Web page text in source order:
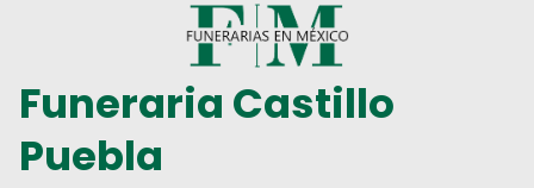
Funeraria Castillo
Puebla